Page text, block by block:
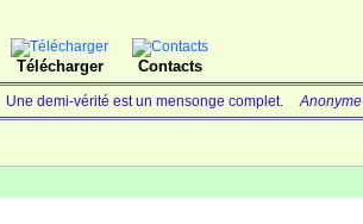
Télécharger Contacts
Une demi-vérité est un mensonge complet. Anonyme